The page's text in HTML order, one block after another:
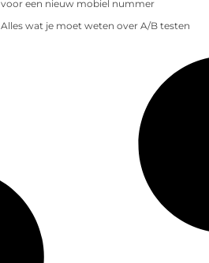
voor een nieuw mobiel nummer
Alles wat je moet weten over A/B testen